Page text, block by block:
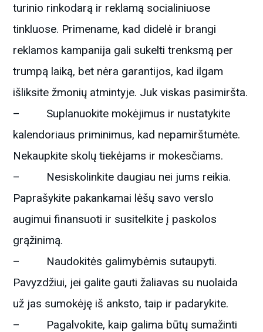
turinio rinkodarą ir reklamą socialiniuose
tinkluose. Primename, kad didelė ir brangi
reklamos kampanija gali sukelti trenksmą per
trumpą laiką, bet nėra garantijos, kad ilgam
išliksite žmonių atmintyje. Juk viskas pasimiršta.
– Suplanuokite mokėjimus ir nustatykite
kalendoriaus priminimus, kad nepamirštumėte.
Nekaupkite skolų tiekėjams ir mokesčiams.
– Nesiskolinkite daugiau nei jums reikia.
Paprašykite pakankamai lėšų savo verslo
augimui finansuoti ir susitelkite į paskolos
grąžinimą.
– Naudokitės galimybėmis sutaupyti.
Pavyzdžiui, jei galite gauti žaliavas su nuolaida
už jas sumokėję iš anksto, taip ir padarykite.
– Pagalvokite, kaip galima būtų sumažinti